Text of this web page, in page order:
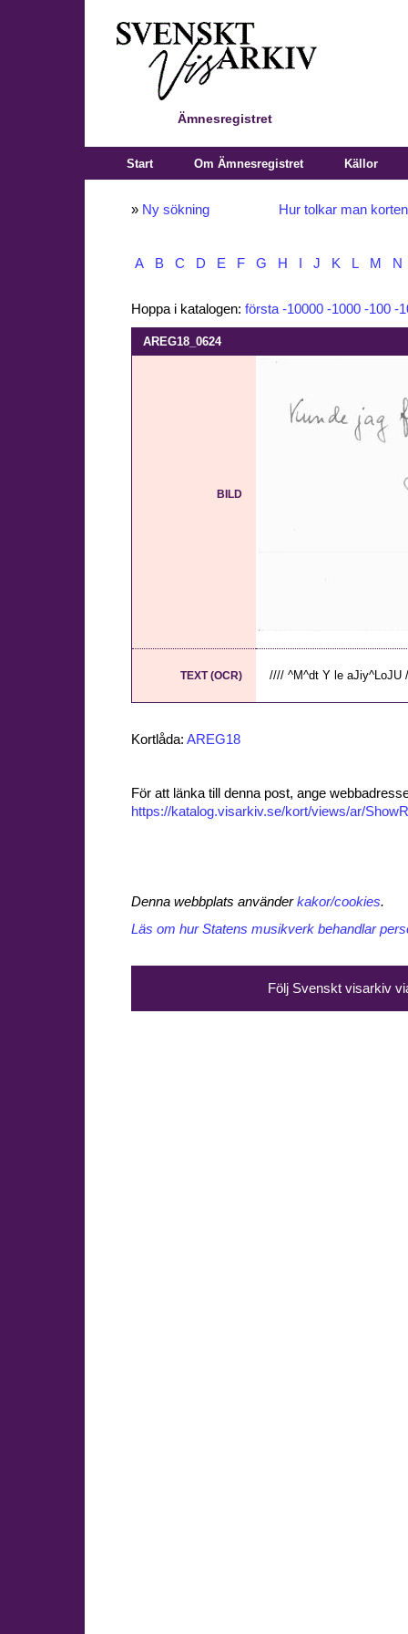
Ämnesregistret
Start Om Ämnesregistret Källor
» Ny sökning Hur tolkar man
A B C D E F G H J K L M N
Hoppa i katalogen: första -10000 -1000 -100 -
AREG18_0624
BILD
TEXT (OCR) //// ^M^dt Y le aJiy^LoJU
Kortlåda: AREG18
För att länka till denna post, ange
https://katalog.visarkiv.se/kort/views/ar/
Denna webbplats använderkakor/cookies.
Läs om hur Statens musikverk behandlar
Följ Svenskt visarkiv